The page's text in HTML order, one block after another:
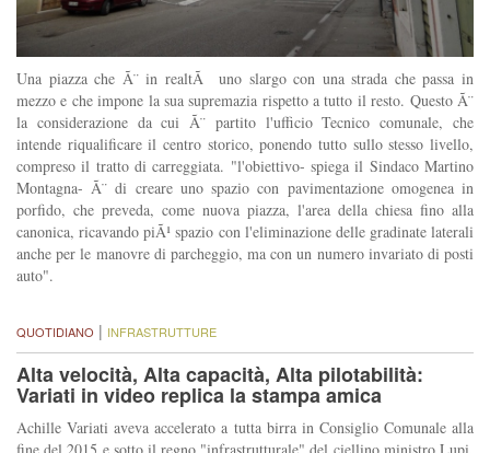
Una piazza che Ã¨ in realtÃ uno slargo con una strada che passa in
mezzo e che impone la sua supremazia rispetto a tutto il resto. Questo Ã¨
la considerazione da cui Ã¨ partito l'ufficio Tecnico comunale, che
intende riqualificare il centro storico, ponendo tutto sullo stesso livello,
compreso il tratto di carreggiata. "l'obiettivo- spiega il Sindaco Martino
Montagna- Ã¨ di creare uno spazio con pavimentazione omogenea in
porfido, che preveda, come nuova piazza, l'area della chiesa fino alla
canonica, ricavando piÃ¹ spazio con l'eliminazione delle gradinate laterali
anche per le manovre di parcheggio, ma con un numero invariato di posti
auto".
QUOTIDIANO | INFRASTRUTTURE
Alta velocità, Alta capacità, Alta pilotabilità:
Variati in video replica la stampa amica
Achille Variati aveva accelerato a tutta birra in Consiglio Comunale alla